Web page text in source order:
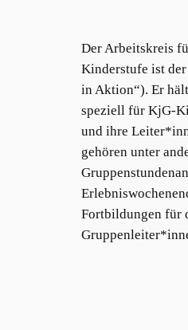
Der Arbeitskreis
Kinderstufe ist
in Aktion“). Er
speziell für KjG-
und ihre
gehören unter
Fortbildungen für